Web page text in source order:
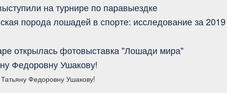
на турнире по паравыездке
порода лошадей в спорте: исследование за 2019
открылась фотовыставка "Лошади мира"
Федоровну Ушакову!
Федоровну Ушакову!